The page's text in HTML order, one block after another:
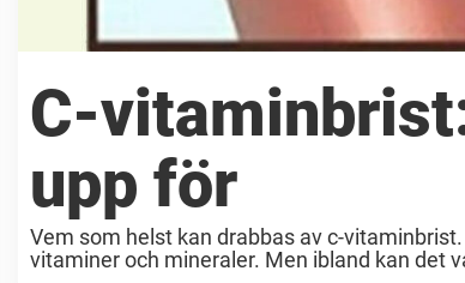
C-
upp för
Vem som helst kan drabbas av c-
vitaminer och mineraler. Men ibland kan det